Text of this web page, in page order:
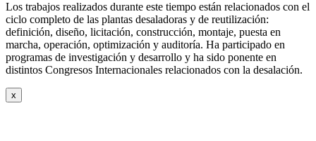
Los trabajos realizados durante este tiempo están relacionados con el
ciclo completo de las plantas desaladoras y de reutilización:
definición, diseño, licitación, construcción, montaje, puesta en
marcha, operación, optimización y auditoría. Ha participado en
programas de investigación y desarrollo y ha sido ponente en
distintos Congresos Internacionales relacionados con la desalación.
x